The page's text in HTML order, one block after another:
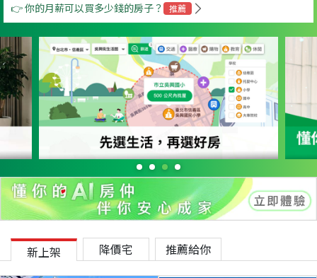
👉 你的月薪可以買多少錢的房子？ 推薦
新上架 降價宅 推薦給你